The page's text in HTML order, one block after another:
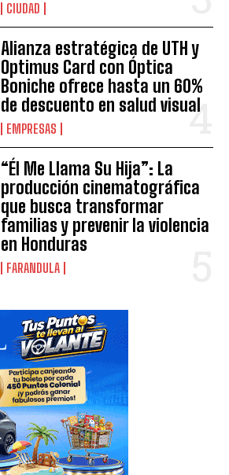
CIUDAD
Alianza estratégica de UTH y
Optimus Card con Óptica
Boniche ofrece hasta un 60%
de descuento en salud visual
EMPRESAS
“Él Me Llama Su Hija”: La
producción cinematográfica
que busca transformar
familias y prevenir la violencia
en Honduras
FARANDULA